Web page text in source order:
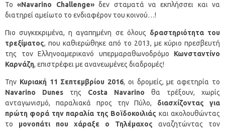
Το «Navarino Challenge»δεν σταματά να εκπλήσσει και να
διατηρεί αμείωτο το ενδιαφέρον του κοινού…!
Πιο συγκεκριμένα, η αγαπημένη σε όλους δραστηριότητα του
τρεξίματος, που καθιερώθηκε από το 2013, με κύριο πρεσβευτή
της τον Ελληνοαμερικανό υπερμαραθωνοδρόμο Κωνσταντίνο
Καρνάζη, επιστρέφει με ανανεωμένες διαδρομές!
Την Κυριακή 11 Σεπτεμβρίου 2016, οι δρομείς, με αφετηρία το
Navarino Dunes της Costa Navarino θα τρέξουν, χωρίς
ανταγωνισμό, παραλιακά προς την Πύλο, διασχίζοντας για
πρώτη φορά την παραλία της Βοϊδοκοιλιάς και ακολουθώντας
το μονοπάτι που χάραξε ο Τηλέμαχος αναζητώντας τον